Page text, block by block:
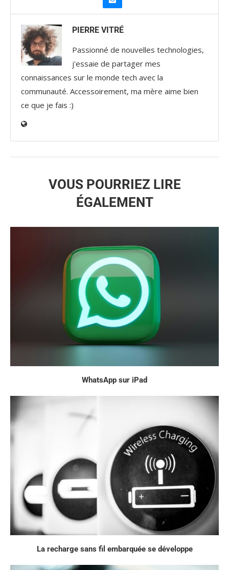
PIERRE VITRÉ
Passionné de nouvelles technologies,
j'essaie de partager mes
connaissances sur le monde tech avec la
communauté. Accessoirement, ma mère aime bien
ce que je fais :)
VOUS POURRIEZ LIRE
ÉGALEMENT
WhatsApp sur iPad
La recharge sans fil embarquée se développe